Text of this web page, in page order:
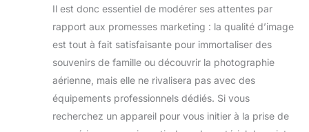
Il est donc essentiel de modérer ses attentes par
rapport aux promesses marketing : la qualité d’image
est tout à fait satisfaisante pour immortaliser des
souvenirs de famille ou découvrir la photographie
aérienne, mais elle ne rivalisera pas avec des
équipements professionnels dédiés. Si vous
recherchez un appareil pour vous initier à la prise de